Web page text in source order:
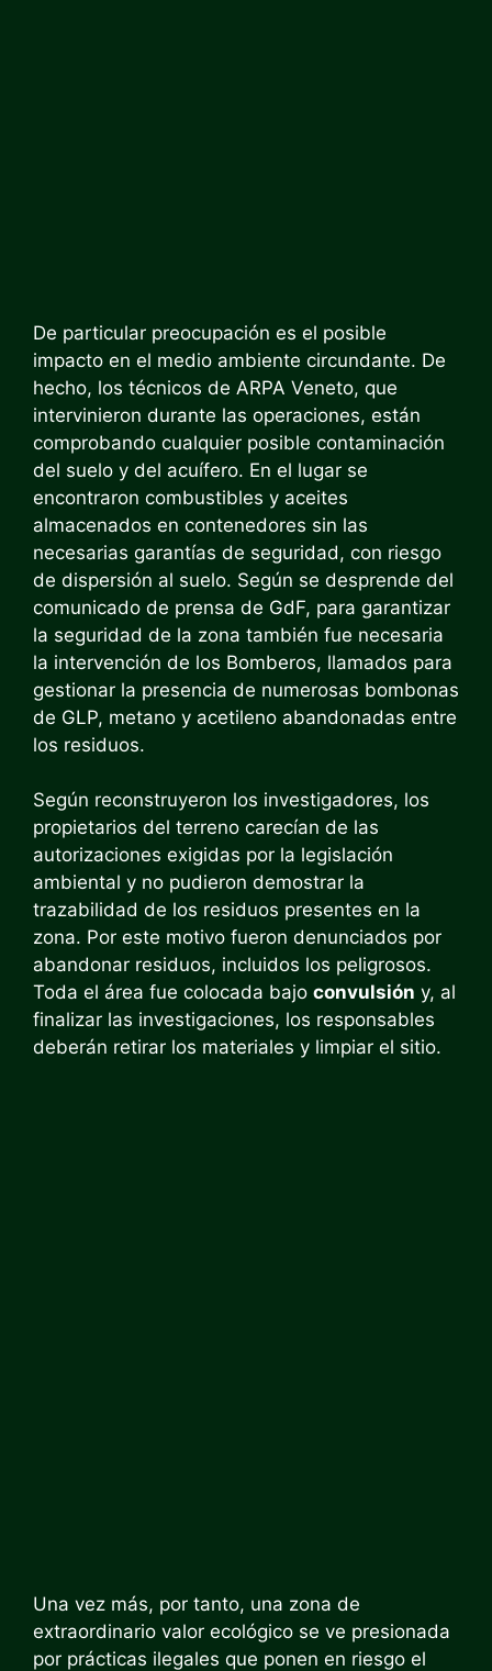
De particular preocupación es el posible
impacto en el medio ambiente circundante. De
hecho, los técnicos de ARPA Veneto, que
intervinieron durante las operaciones, están
comprobando cualquier posible contaminación
del suelo y del acuífero. En el lugar se
encontraron combustibles y aceites
almacenados en contenedores sin las
necesarias garantías de seguridad, con riesgo
de dispersión al suelo. Según se desprende del
comunicado de prensa de GdF, para garantizar
la seguridad de la zona también fue necesaria
la intervención de los Bomberos, llamados para
gestionar la presencia de numerosas bombonas
de GLP, metano y acetileno abandonadas entre
los residuos.
Según reconstruyeron los investigadores, los
propietarios del terreno carecían de las
autorizaciones exigidas por la legislación
ambiental y no pudieron demostrar la
trazabilidad de los residuos presentes en la
zona. Por este motivo fueron denunciados por
abandonar residuos, incluidos los peligrosos.
Toda el área fue colocada bajo convulsión y, al
finalizar las investigaciones, los responsables
deberán retirar los materiales y limpiar el sitio.
Una vez más, por tanto, una zona de
extraordinario valor ecológico se ve presionada
por prácticas ilegales que ponen en riesgo el